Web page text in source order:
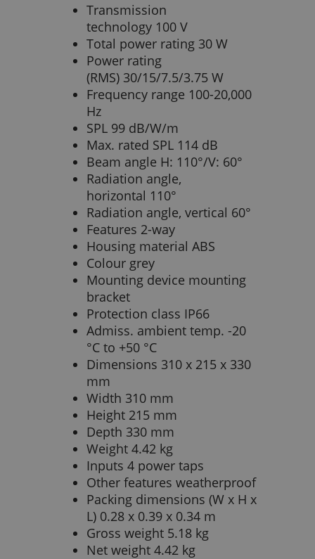
Transmission
technology 100 V
Total power rating 30 W
Power rating
(RMS) 30/15/7.5/3.75 W
Frequency range 100-20,000
Hz
SPL 99 dB/W/m
Max. rated SPL 114 dB
Beam angle H: 110°/V: 60°
Radiation angle,
horizontal 110°
Radiation angle, vertical 60°
Features 2-way
Housing material ABS
Colour grey
Mounting device mounting
bracket
Protection class IP66
Admiss. ambient temp. -20
°C to +50 °C
Dimensions 310 x 215 x 330
mm
Width 310 mm
Height 215 mm
Depth 330 mm
Weight 4.42 kg
Inputs 4 power taps
Other features weatherproof
Packing dimensions (W x H x
L) 0.28 x 0.39 x 0.34 m
Gross weight 5.18 kg
Net weight 4.42 kg